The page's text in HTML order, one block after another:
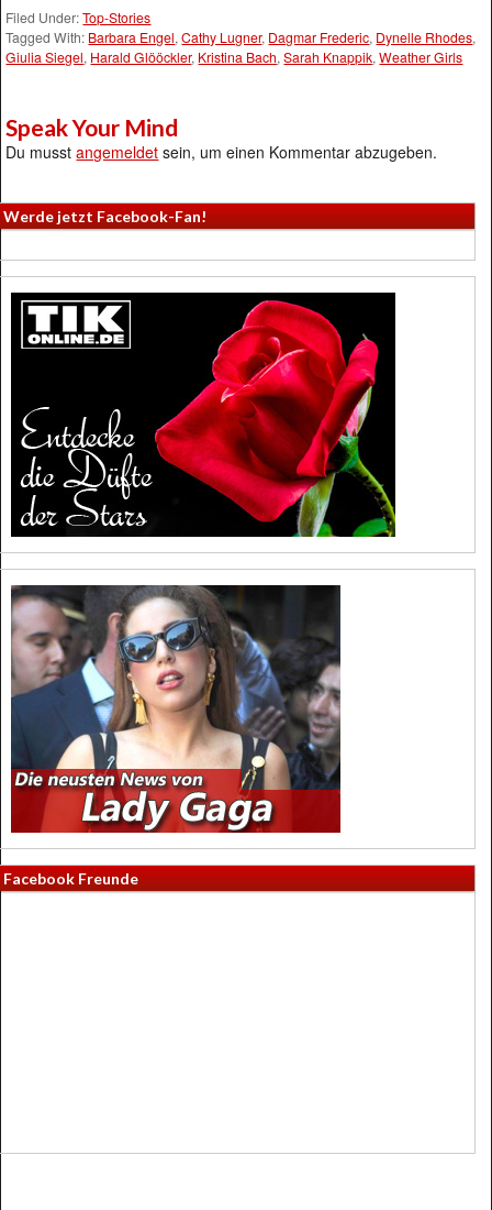
Filed Under:Top-Stories
Tagged With: Barbara Engel,Cathy Lugner, Dagmar Frederic, Dynelle Rhodes,
Giulia Siegel, Harald Glööckler, Kristina Bach,Sarah Knappik,Weather Girls
Speak Your Mind
Du musstangemeldet sein, um einen Kommentar abzugeben.
Werde jetzt Facebook-Fan!
Facebook Freunde